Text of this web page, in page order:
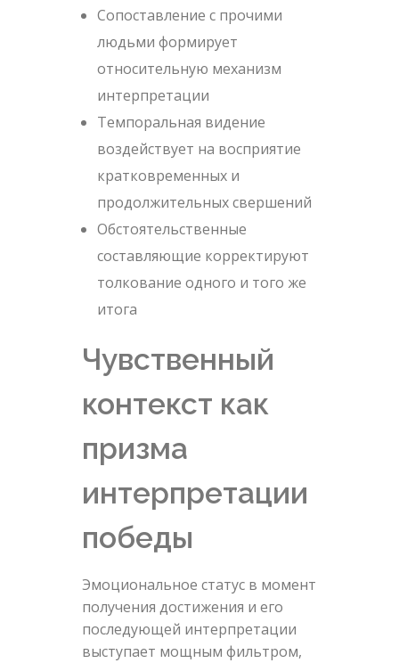
Сопоставление с прочими
людьми формирует
относительную механизм
интерпретации
Темпоральная видение
воздействует на восприятие
кратковременных и
продолжительных свершений
Обстоятельственные
составляющие корректируют
толкование одного и того же
итога
Чувственный
контекст как
призма
интерпретации
победы
Эмоциональное статус в момент
получения достижения и его
последующей интерпретации
выступает мощным фильтром,